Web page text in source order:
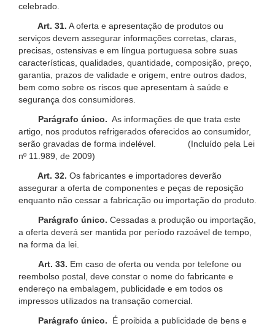
celebrado.
Art. 31. A oferta e apresentação de produtos ou
serviços devem assegurar informações corretas, claras,
precisas, ostensivas e em língua portuguesa sobre suas
características, qualidades, quantidade, composição, preço,
garantia, prazos de validade e origem, entre outros dados,
bem como sobre os riscos que apresentam à saúde e
segurança dos consumidores.
Parágrafo único. As informações de que trata este
artigo, nos produtos refrigerados oferecidos ao consumidor,
serão gravadas de forma indelével. (Incluído pela Lei
nº 11.989, de 2009)
Art. 32. Os fabricantes e importadores deverão
assegurar a oferta de componentes e peças de reposição
enquanto não cessar a fabricação ou importação do produto.
Parágrafo único. Cessadas a produção ou importação,
a oferta deverá ser mantida por período razoável de tempo,
na forma da lei.
Art. 33. Em caso de oferta ou venda por telefone ou
reembolso postal, deve constar o nome do fabricante e
endereço na embalagem, publicidade e em todos os
impressos utilizados na transação comercial.
Parágrafo único.
É proibida a publicidade de bens e